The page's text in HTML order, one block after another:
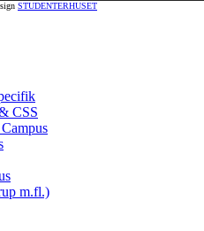
STUDENTERHUSET
CSS
m.fl.)